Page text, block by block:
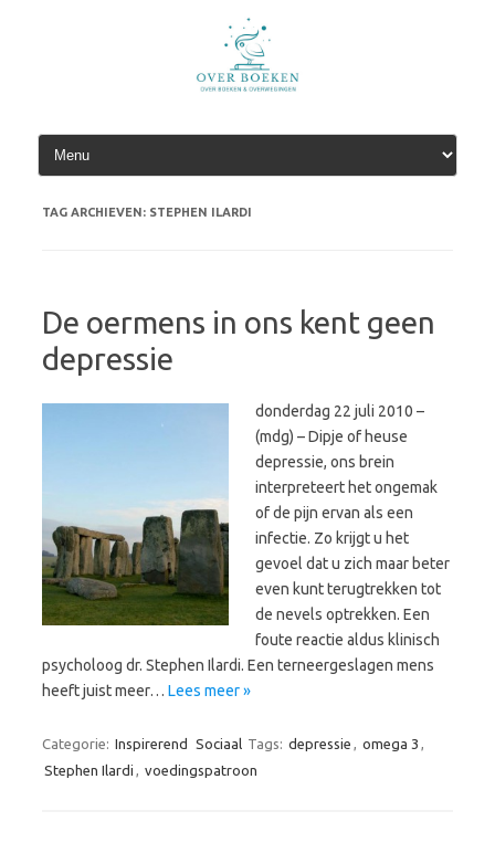
TAG ARCHIEVEN: STEPHEN ILARDI
De oermens in ons kent geen
depressie
donderdag 22 juli 2010 –
(mdg) – Dipje of heuse
depressie, ons brein
interpreteert het ongemak
of de pijn ervan als een
infectie. Zo krijgt u het
gevoel dat u zich maar beter
even kunt terugtrekken tot
de nevels optrekken. Een
foute reactie aldus klinisch
psycholoog dr. Stephen Ilardi. Een terneergeslagen mens
heeft juist meer… Lees meer »
Categorie: Inspirerend Sociaal Tags: depressie , omega 3 ,
Stephen Ilardi , voedingspatroon